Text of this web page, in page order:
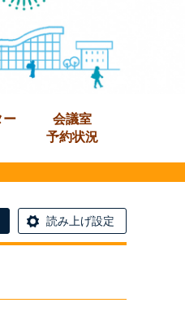
ー
会議室
予約状況
読み上げ設定